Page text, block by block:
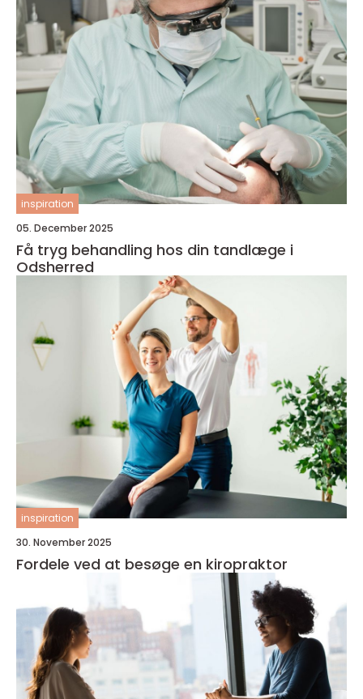
inspiration
05. December 2025
Få tryg behandling hos din tandlæge i
Odsherred
inspiration
30. November 2025
Fordele ved at besøge en kiropraktor